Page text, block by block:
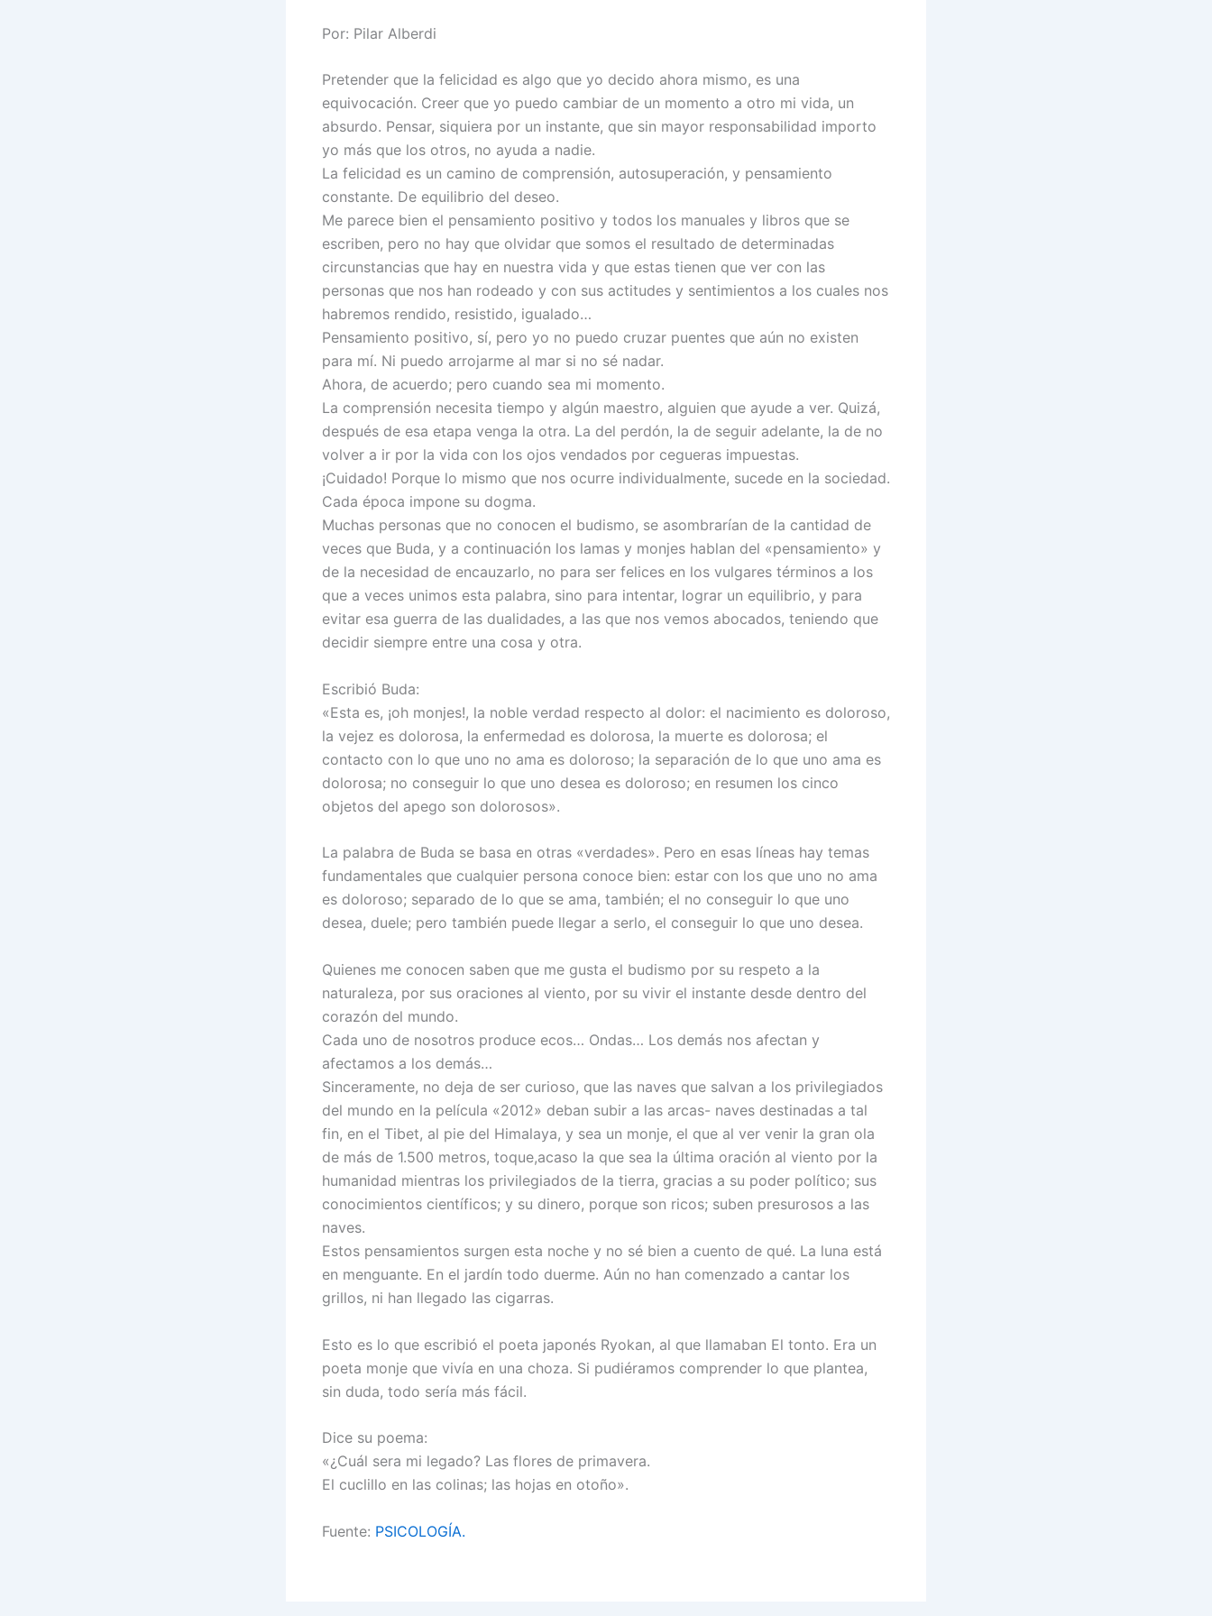
Por: Pilar Alberdi
Pretender que la felicidad es algo que yo decido ahora mismo, es una
equivocación. Creer que yo puedo cambiar de un momento a otro mi vida, un
absurdo. Pensar, siquiera por un instante, que sin mayor responsabilidad importo
yo más que los otros, no ayuda a nadie.
La felicidad es un camino de comprensión, autosuperación, y pensamiento
constante. De equilibrio del deseo.
Me parece bien el pensamiento positivo y todos los manuales y libros que se
escriben, pero no hay que olvidar que somos el resultado de determinadas
circunstancias que hay en nuestra vida y que estas tienen que ver con las
personas que nos han rodeado y con sus actitudes y sentimientos a los cuales nos
habremos rendido, resistido, igualado…
Pensamiento positivo, sí, pero yo no puedo cruzar puentes que aún no existen
para mí. Ni puedo arrojarme al mar si no sé nadar.
Ahora, de acuerdo; pero cuando sea mi momento.
La comprensión necesita tiempo y algún maestro, alguien que ayude a ver. Quizá,
después de esa etapa venga la otra. La del perdón, la de seguir adelante, la de no
volver a ir por la vida con los ojos vendados por cegueras impuestas.
¡Cuidado! Porque lo mismo que nos ocurre individualmente, sucede en la sociedad.
Cada época impone su dogma.
Muchas personas que no conocen el budismo, se asombrarían de la cantidad de
veces que Buda, y a continuación los lamas y monjes hablan del «pensamiento» y
de la necesidad de encauzarlo, no para ser felices en los vulgares términos a los
que a veces unimos esta palabra, sino para intentar, lograr un equilibrio, y para
evitar esa guerra de las dualidades, a las que nos vemos abocados, teniendo que
decidir siempre entre una cosa y otra.
Escribió Buda:
«Esta es, ¡oh monjes!, la noble verdad respecto al dolor: el nacimiento es doloroso,
la vejez es dolorosa, la enfermedad es dolorosa, la muerte es dolorosa; el
contacto con lo que uno no ama es doloroso; la separación de lo que uno ama es
dolorosa; no conseguir lo que uno desea es doloroso; en resumen los cinco
objetos del apego son dolorosos».
La palabra de Buda se basa en otras «verdades». Pero en esas líneas hay temas
fundamentales que cualquier persona conoce bien: estar con los que uno no ama
es doloroso; separado de lo que se ama, también; el no conseguir lo que uno
desea, duele; pero también puede llegar a serlo, el conseguir lo que uno desea.
Quienes me conocen saben que me gusta el budismo por su respeto a la
naturaleza, por sus oraciones al viento, por su vivir el instante desde dentro del
corazón del mundo.
Cada uno de nosotros produce ecos… Ondas… Los demás nos afectan y
afectamos a los demás…
Sinceramente, no deja de ser curioso, que las naves que salvan a los privilegiados
del mundo en la película «2012» deban subir a las arcas- naves destinadas a tal
fin, en el Tibet, al pie del Himalaya, y sea un monje, el que al ver venir la gran ola
de más de 1.500 metros, toque,acaso la que sea la última oración al viento por la
humanidad mientras los privilegiados de la tierra, gracias a su poder político; sus
conocimientos científicos; y su dinero, porque son ricos; suben presurosos a las
naves.
Estos pensamientos surgen esta noche y no sé bien a cuento de qué. La luna está
en menguante. En el jardín todo duerme. Aún no han comenzado a cantar los
grillos, ni han llegado las cigarras.
Esto es lo que escribió el poeta japonés Ryokan, al que llamaban El tonto. Era un
poeta monje que vivía en una choza. Si pudiéramos comprender lo que plantea,
sin duda, todo sería más fácil.
Dice su poema:
«¿Cuál sera mi legado? Las flores de primavera.
El cuclillo en las colinas; las hojas en otoño».
Fuente: PSICOLOGÍA.